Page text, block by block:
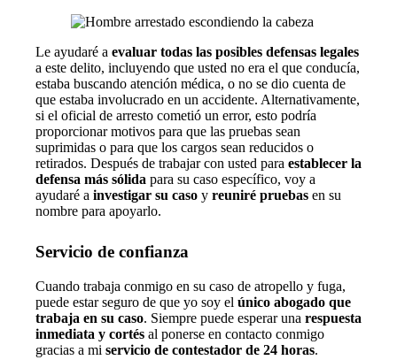
Le ayudaré a evaluar todas las posibles defensas legales
a este delito, incluyendo que usted no era el que conducía,
estaba buscando atención médica, o no se dio cuenta de
que estaba involucrado en un accidente. Alternativamente,
si el oficial de arresto cometió un error, esto podría
proporcionar motivos para que las pruebas sean
suprimidas o para que los cargos sean reducidos o
retirados. Después de trabajar con usted para establecer la
defensa más sólida para su caso específico, voy a
ayudaré a investigar su caso y reuniré pruebas en su
nombre para apoyarlo.
Servicio de confianza
Cuando trabaja conmigo en su caso de atropello y fuga,
puede estar seguro de que yo soy el único abogado que
trabaja en su caso. Siempre puede esperar una respuesta
inmediata y cortés al ponerse en contacto conmigo
gracias a mi servicio de contestador de 24 horas.